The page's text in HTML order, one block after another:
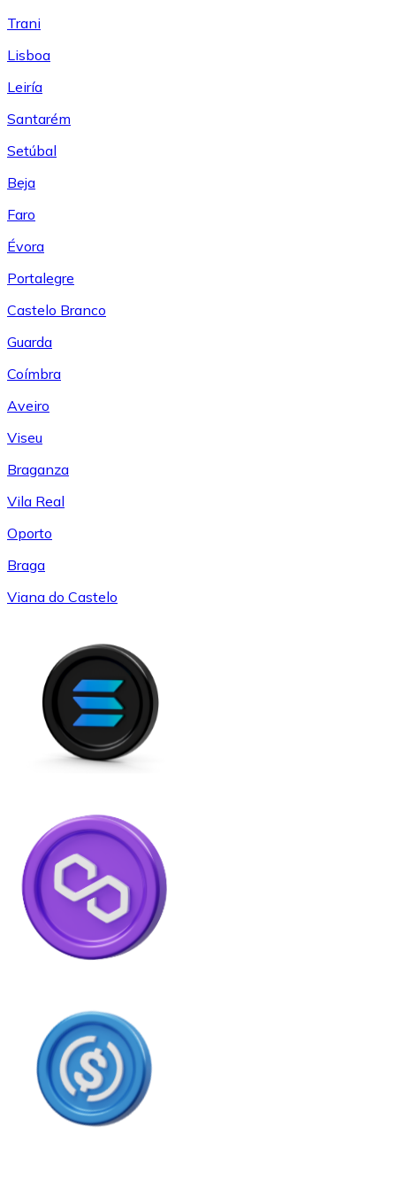
Trani
Lisboa
Leiría
Santarém
Setúbal
Beja
Faro
Évora
Portalegre
Castelo Branco
Guarda
Coímbra
Aveiro
Viseu
Braganza
Vila Real
Oporto
Braga
Viana do Castelo